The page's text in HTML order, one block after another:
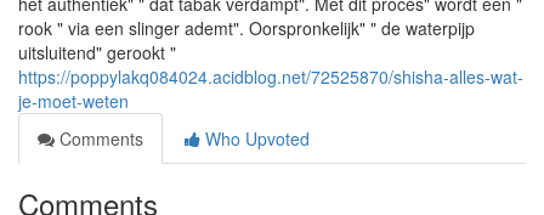
rook " via een slinger ademt". Oorspronkelijk" " de waterpijp
uitsluitend" gerookt "
https://poppylakq084024.acidblog.net/72525870/shisha-alles-wat-
je-moet-weten
Comments
Who Upvoted
Comments